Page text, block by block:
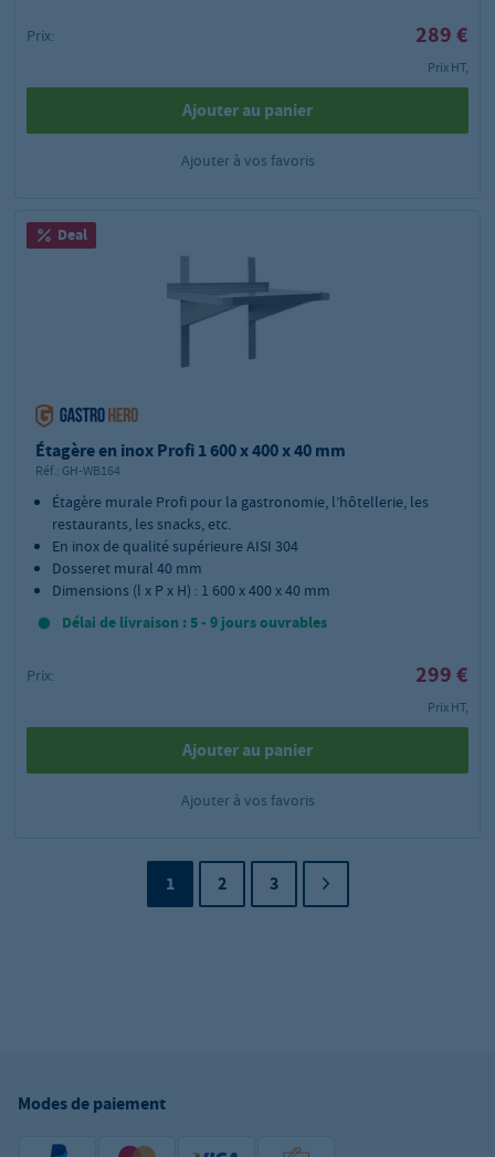
Prix: 289 €
Prix HT,
Ajouter au panier
Ajouter à vos favoris
Deal
Étagère en inox Profi 1 600 x 400 x 40 mm
Réf.: GH-WB164
Étagère murale Profi pour la gastronomie, l’hôtellerie, les
restaurants, les snacks, etc.
En inox de qualité supérieure AISI 304
Dosseret mural 40 mm
Dimensions (l x P x H) : 1 600 x 400 x 40 mm
Délai de livraison : 5 - 9 jours ouvrables
Prix: 299 €
Prix HT,
Ajouter au panier
Ajouter à vos favoris
1 2 3
Modes de paiement